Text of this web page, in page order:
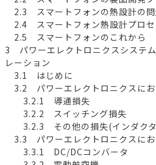
2.3 スマートフォンの熱設計の問
2.4 スマートフォン熱設計プロセ
2.5 スマートフォンのこれから
3 パワーエレクトロニクスシステ
レーション
3.1 はじめに
3.2 パワーエレクトロニクスにお
3.2.1 導通損失
3.2.2 スイッチング損失
3.2.3 その他の損失(インダクタ
3.3 パワーエレクトロニクスにお
3.3.1 DC/DCコンバータ